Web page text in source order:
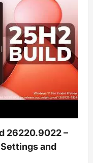
26220.9022 –
Settings and